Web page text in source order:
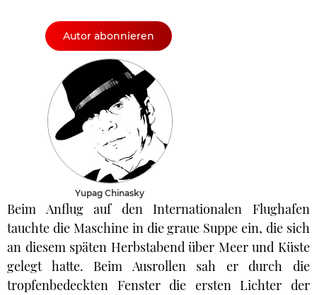
Autor abonnieren
Yupag Chinasky
Beim Anflug auf den Internationalen Flughafen
tauchte die Maschine in die graue Suppe ein, die sich
an diesem späten Herbstabend über Meer und Küste
gelegt hatte. Beim Ausrollen sah er durch die
tropfenbedeckten Fenster die ersten Lichter der